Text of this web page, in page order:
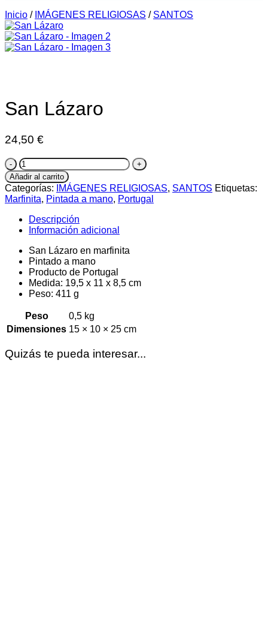
Inicio / IMÁGENES RELIGIOSAS / SANTOS
San Lázaro
24,50 €
San
Lázaro
cantidad
Añadir al carrito
Categorías: IMÁGENES RELIGIOSAS, SANTOS Etiquetas:
Marfinita, Pintada a mano, Portugal
Descripción
Información adicional
San Lázaro en marfinita
Pintado a mano
Producto de Portugal
Medida: 19,5 x 11 x 8,5 cm
Peso: 411 g
Peso
0,5 kg
Dimensiones 15 × 10 × 25 cm
Quizás te pueda interesar...